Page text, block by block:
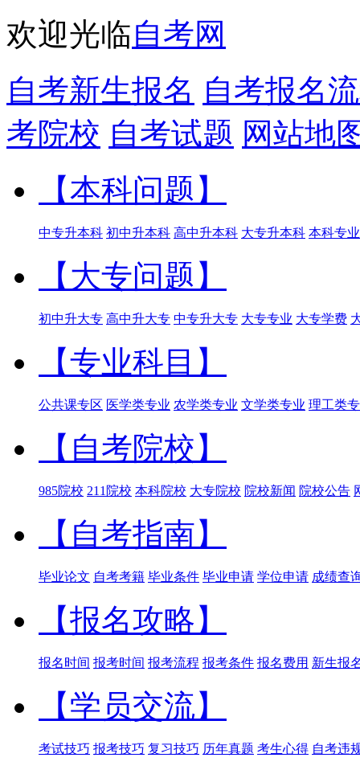
欢迎光临自考网
自考新生报名 自考报名
考院校 自考试题 网站地
【本科问题】
中专升本科 初中升本科 高中升本科 大专升本科 本科专业
【大专问题】
初中升大专 高中升大专 中专升大专 大专专业 大专学费
【专业科目】
公共课专区 医学类专业 农学类专业 文学类专业 理工类
【自考院校】
985院校 211院校 本科院校 大专院校 院校新闻 院校公告
【自考指南】
毕业论文 自考考籍 毕业条件 毕业申请 学位申请 成绩查
【报名攻略】
报名时间 报考时间 报考流程 报考条件 报名费用 新生报
【学员交流】
考试技巧 报考技巧 复习技巧 历年真题 考生心得 自考违